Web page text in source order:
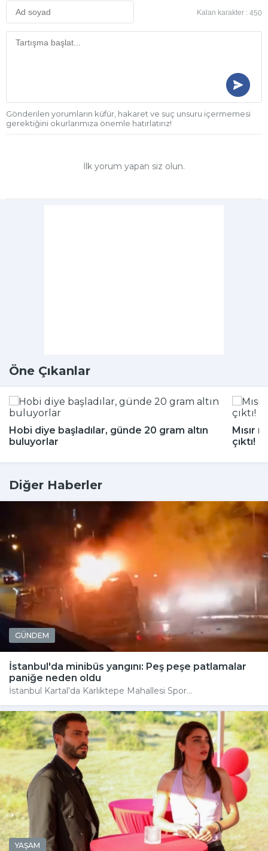
Kalan karakter : 450
Gönderilen yorumların küfür, hakaret ve suç unsuru içermemesi
gerektiğini okurlarımıza önemle hatırlatırız!
İlk yorum yapan siz olun.
Öne Çıkanlar
Hobi diye başladılar, günde 20 gram altın
buluyorlar
Mısır
çıktı!
Diğer Haberler
GÜNDEM
İstanbul'da minibüs yangını: Peş peşe patlamalar
paniğe neden oldu
İstanbul Kartal'da Karlıktepe Mahallesi Spor...
YAŞAM